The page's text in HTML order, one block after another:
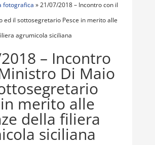
fotografica »21/07/2018 – Incontro con il
ed il sottosegretario Pesce in merito alle
agrumicola siciliana
– Incontro
Di Maio
in merito alle
della filiera
siciliana